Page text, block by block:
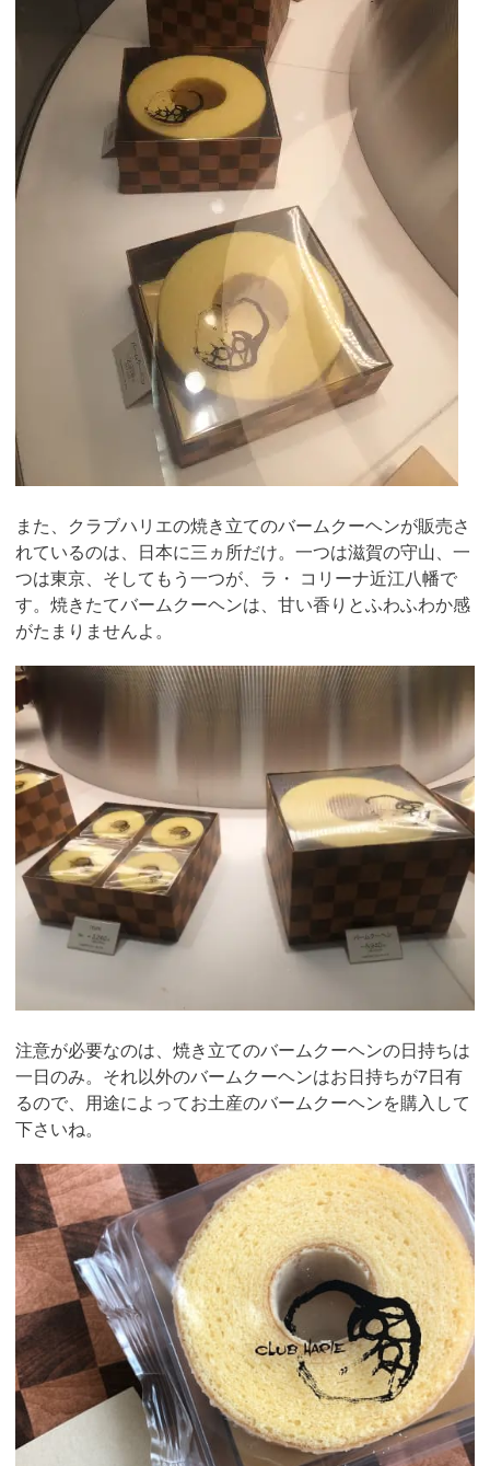
また、クラブハリエの焼き立てのバームクーヘンが販売さ
れているのは、日本に三ヵ所だけ。一つは滋賀の守山、一
つは東京、そしてもう一つが、ラ・ コリーナ近江八幡で
す。焼きたてバームクーヘンは、甘い香りとふわふわか感
がたまりませんよ。
注意が必要なのは、焼き立てのバームクーヘンの日持ちは
一日のみ。それ以外のバームクーヘンはお日持ちが7日有
るので、用途によってお土産のバームクーヘンを購入して
下さいね。